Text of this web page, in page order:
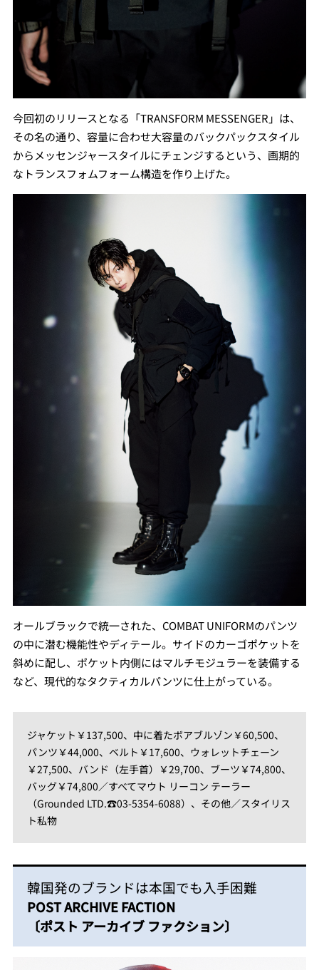
今回初のリリースとなる「TRANSFORM MESSENGER」は、
その名の通り、容量に合わせ大容量のバックパックスタイル
からメッセンジャースタイルにチェンジするという、画期的
なトランスフォムフォーム構造を作り上げた。
オールブラックで統一された、COMBAT UNIFORMのパンツ
の中に潜む機能性やディテール。サイドのカーゴポケットを
斜めに配し、ポケット内側にはマルチモジュラーを装備する
など、現代的なタクティカルパンツに仕上がっている。
ジャケット￥137,500、中に着たボアブルゾン￥60,500、
パンツ￥44,000、ベルト￥17,600、ウォレットチェーン
￥27,500、バンド（左手首）￥29,700、ブーツ￥74,800、
バッグ￥74,800／すべてマウト リーコン テーラー
（Grounded LTD.☎︎03-5354-6088）、その他／スタイリス
ト私物
韓国発のブランドは本国でも入手困難
POST ARCHIVE FACTION
〔ポスト アーカイブ ファクション〕